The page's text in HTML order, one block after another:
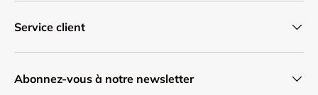
Service client
Abonnez-vous à notre newsletter